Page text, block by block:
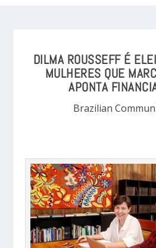
DILMA ROUSSEFF É
MULHERES QUE
APONTA
Brazilian